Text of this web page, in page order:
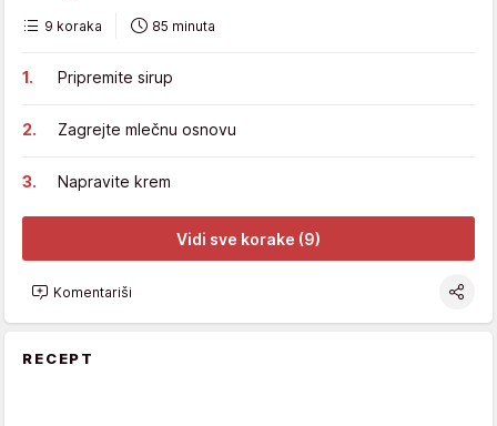
9 koraka 85 minuta
Pripremite sirup
Zagrejte mlečnu osnovu
Napravite krem
Vidi sve korake (9)
Komentariši
RECEPT